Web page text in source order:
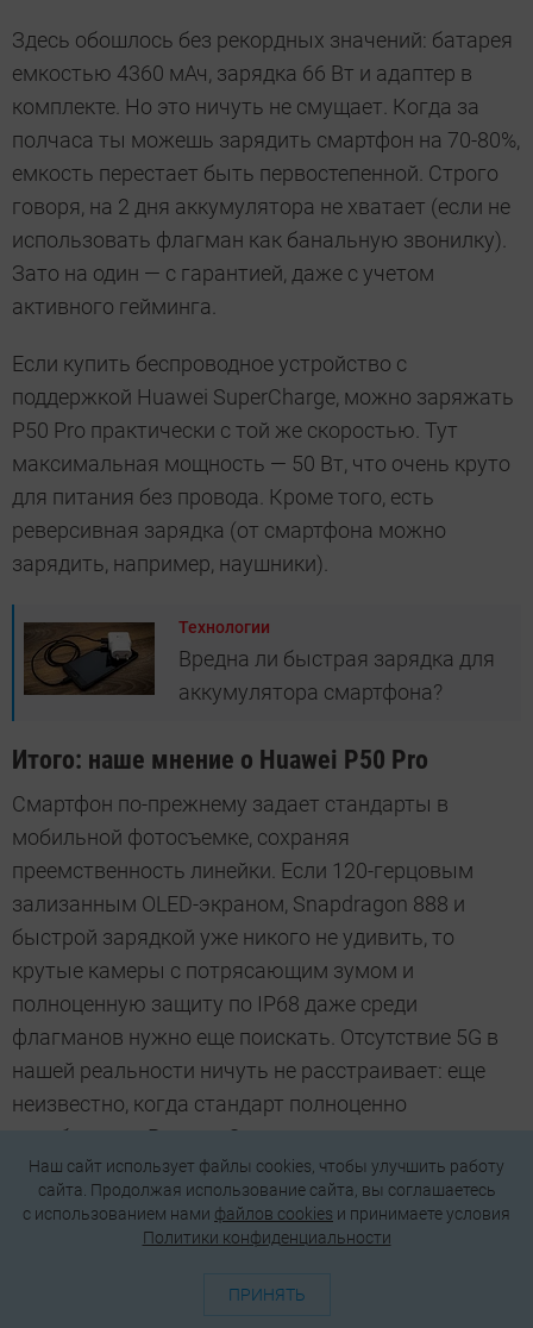
Здесь обошлось без рекордных значений: батарея
емкостью 4360 мАч, зарядка 66 Вт и адаптер в
комплекте. Но это ничуть не смущает. Когда за
полчаса ты можешь зарядить смартфон на 70-80%,
емкость перестает быть первостепенной. Строго
говоря, на 2 дня аккумулятора не хватает (если не
использовать флагман как банальную звонилку).
Зато на один — с гарантией, даже с учетом
активного гейминга.
Если купить беспроводное устройство с
поддержкой Huawei SuperCharge, можно заряжать
P50 Pro практически с той же скоростью. Тут
максимальная мощность — 50 Вт, что очень круто
для питания без провода. Кроме того, есть
реверсивная зарядка (от смартфона можно
зарядить, например, наушники).
Технологии
Вредна ли быстрая зарядка для
аккумулятора смартфона?
Итого: наше мнение о Huawei P50 Pro
Смартфон по-прежнему задает стандарты в
мобильной фотосъемке, сохраняя
преемственность линейки. Если 120-герцовым
зализанным OLED-экраном, Snapdragon 888 и
быстрой зарядкой уже никого не удивить, то
крутые камеры с потрясающим зумом и
полноценную защиту по IP68 даже среди
флагманов нужно еще поискать. Отсутствие 5G в
нашей реальности ничуть не расстраивает: еще
неизвестно, когда стандарт полноценно
заработает в России. Определенно, к этому
времени у китайского бренда появится очередной
фотофлагман, а может и не один.
рейтинг лучших смартфонов 2022 года
Наш сайт использует файлы cookies, чтобы улучшить работу
сайта. Продолжая использование сайта, вы соглашаетесь
c использованием нами файлов cookies и принимаете условия
Политики конфиденциальности
ПРИНЯТЬ